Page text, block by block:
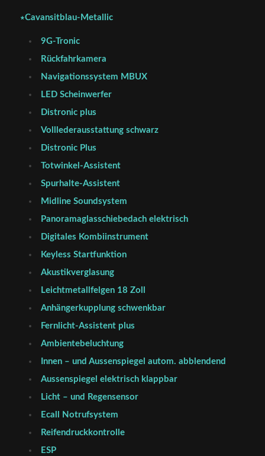
∗Cavansitblau-Metallic
9G-Tronic
Rückfahrkamera
Navigationssystem MBUX
LED Scheinwerfer
Distronic plus
Volllederausstattung schwarz
Distronic Plus
Totwinkel-Assistent
Spurhalte-Assistent
Midline Soundsystem
Panoramaglasschiebedach elektrisch
Digitales Kombiinstrument
Keyless Startfunktion
Akustikverglasung
Leichtmetallfelgen 18 Zoll
Anhängerkupplung schwenkbar
Fernlicht-Assistent plus
Ambientebeluchtung
Innen – und Aussenspiegel autom. abblendend
Aussenspiegel elektrisch klappbar
Licht – und Regensensor
Ecall Notrufsystem
Reifendruckkontrolle
ESP